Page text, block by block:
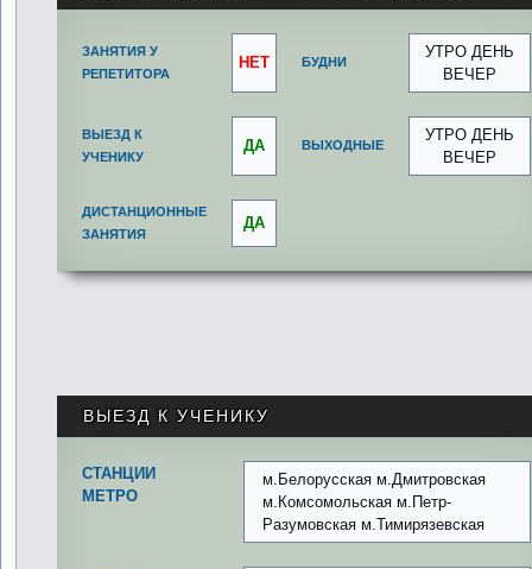
ЗАНЯТИЯ У
РЕПЕТИТОРА
НЕТ БУДНИ
УТРО ДЕНЬ
ВЕЧЕР
ВЫЕЗД К
УЧЕНИКУ
ДА ВЫХОДНЫЕ
УТРО ДЕНЬ
ВЕЧЕР
ДИСТАНЦИОННЫЕ
ЗАНЯТИЯ
ДА
ВЫЕЗД К УЧЕНИКУ
СТАНЦИИ
МЕТРО
м.Белорусская м.Дмитровская
м.Комсомольская м.Петр-
Разумовская м.Тимирязевская